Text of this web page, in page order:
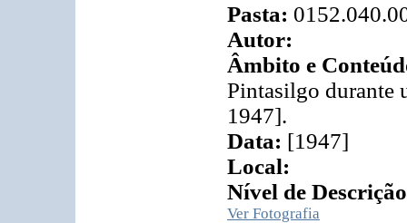
Pasta:
Autor:
Âmbito e
Pintasilgo durante
1947].
Data: [1947]
Local:
Nível de
Ver Fotografia